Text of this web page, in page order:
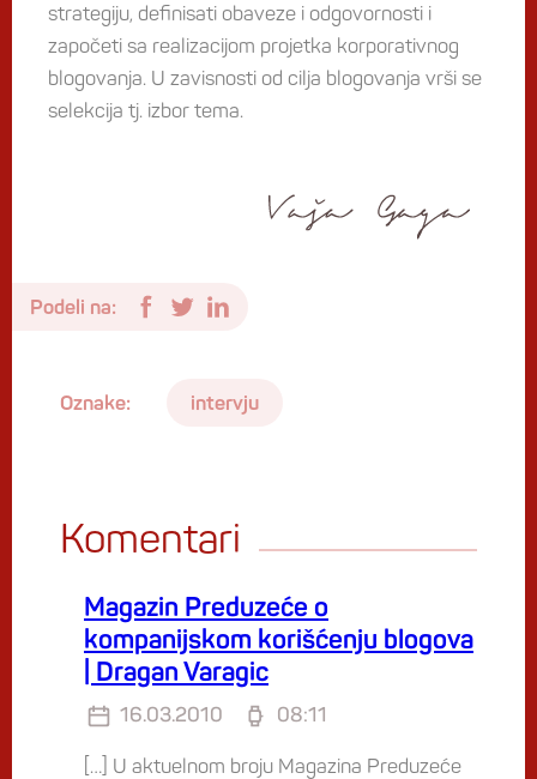
strategiju, definisati obaveze i odgovornosti i
započeti sa realizacijom projetka korporativnog
blogovanja. U zavisnosti od cilja blogovanja vrši se
selekcija tj. izbor tema.
Podeli na:
Oznake: intervju
Komentari
Magazin Preduzeće o
kompanijskom korišćenju blogova
| Dragan Varagic
16.03.2010 08:11
[…] U aktuelnom broju Magazina Preduzeće